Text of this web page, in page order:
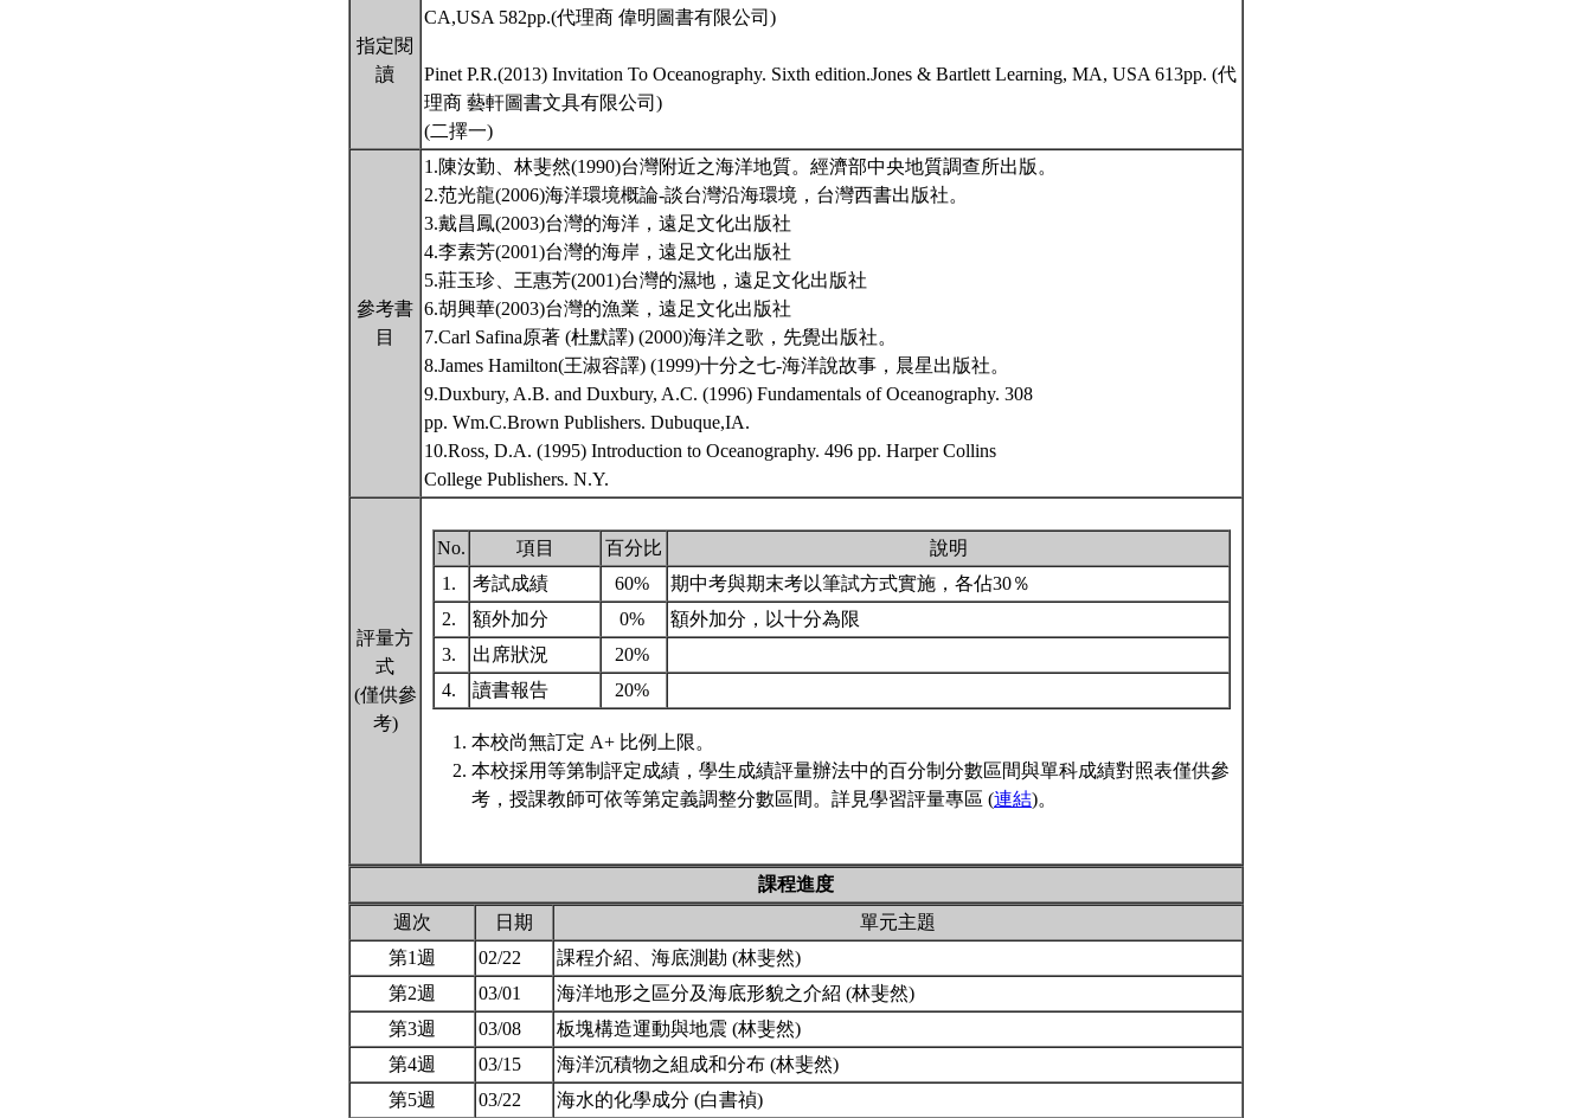
指定閱
讀
CA,USA 582pp.(代理商 偉明圖書有限公司)
Pinet P.R.(2013) Invitation To Oceanography. Sixth edition.Jones & Bartlett Learning, MA, USA 613pp. (代
理商 藝軒圖書文具有限公司)
(二擇一)
參考書
目
1.陳汝勤、林斐然(1990)台灣附近之海洋地質。經濟部中央地質調查所出版。
2.范光龍(2006)海洋環境概論-談台灣沿海環境，台灣西書出版社。
3.戴昌鳳(2003)台灣的海洋，遠足文化出版社
4.李素芳(2001)台灣的海岸，遠足文化出版社
5.莊玉珍、王惠芳(2001)台灣的濕地，遠足文化出版社
6.胡興華(2003)台灣的漁業，遠足文化出版社
7.Carl Safina原著 (杜默譯) (2000)海洋之歌，先覺出版社。
8.James Hamilton(王淑容譯) (1999)十分之七-海洋說故事，晨星出版社。
9.Duxbury, A.B. and Duxbury, A.C. (1996) Fundamentals of Oceanography. 308
pp. Wm.C.Brown Publishers. Dubuque,IA.
10.Ross, D.A. (1995) Introduction to Oceanography. 496 pp. Harper Collins
College Publishers. N.Y.
評量方
式
(僅供參
考)
No. 項目 百分比
說明
1.
考試成績 60%
期中考與期末考以筆試方式實施，各佔30％
2.
額外加分 0%
額外加分，以十分為限
3.
出席狀況
20%
4.
讀書報告 20%
本校尚無訂定 A+ 比例上限。
本校採用等第制評定成績，學生成績評量辦法中的百分制分數區間與單科成績對照表僅供參
考，授課教師可依等第定義調整分數區間。詳見學習評量專區 (連結)。
課程進度
週次
日期
單元主題
第1週
02/22
課程介紹、海底測勘 (林斐然)
第2週
03/01
海洋地形之區分及海底形貌之介紹 (林斐然)
第3週
03/08
板塊構造運動與地震 (林斐然)
第4週
03/15
海洋沉積物之組成和分布 (林斐然)
第5週
03/22 海水的化學成分 (白書禎)